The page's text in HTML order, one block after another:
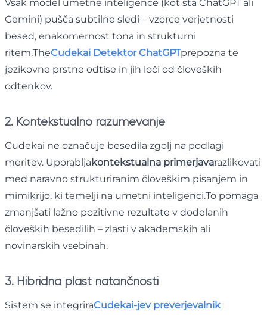
Vsak model umetne inteligence (kot sta ChatGPT ali
Gemini) pušča subtilne sledi – vzorce verjetnosti
besed, enakomernost tona in strukturni
ritem.TheCudekai Detektor ChatGPTprepozna te
jezikovne prstne odtise in jih loči od človeških
odtenkov.
2. Kontekstualno razumevanje
Cudekai ne označuje besedila zgolj na podlagi
meritev. Uporabljakontekstualna primerjavarazlikovati
med naravno strukturiranim človeškim pisanjem in
mimikrijo, ki temelji na umetni inteligenci.To pomaga
zmanjšati lažno pozitivne rezultate v dodelanih
človeških besedilih – zlasti v akademskih ali
novinarskih vsebinah.
3. Hibridna plast natančnosti
Sistem se integriraCudekai-jev preverjevalnik